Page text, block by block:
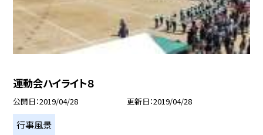
運動会ハイライト８
公開日 2019/04/28 更新日 2019/04/28
行事風景